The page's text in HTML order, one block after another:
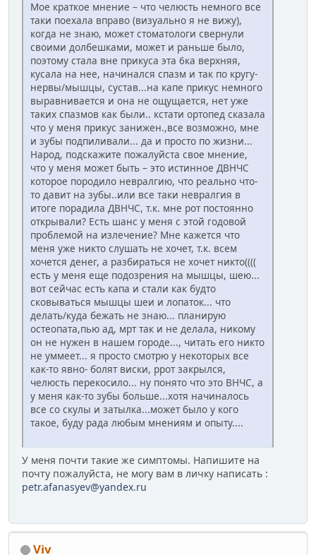
Мое краткое мнение – что челюсть немного все
таки поехала вправо (визуально я не вижу),
когда не знаю, может стоматологи свернули
своими долбешками, может и раньше было,
поэтому стала вне прикуса эта 6ка верхняя,
кусала на нее, начинался спазм и так по кругу-
нервы/мышцы, сустав...на капе прикус немного
выравнивается и она не ощущается, нет уже
таких спазмов как были.. кстати ортопед сказала
что у меня прикус занижен.,все возможно, мне
и зубы подпиливали... да и просто по жизни...
Народ, подскажите пожалуйста свое мнение,
что у меня может быть – это истинное ДВНЧС
которое породило невралгию, что реально что-
то давит на зубы..или все таки невралгия в
итоге порадила ДВНЧС, т.к. мне рот постоянно
открывали? Есть шанс у меня с этой годовой
проблемой на излечение? Мне кажется что
меня уже никто слушать не хочет, т.к. всем
хочется денег, а разбираться не хочет никто((((
есть у меня еще подозрения на мышцы, шею...
вот сейчас есть капа и стали как будто
сковываться мышцы шеи и лопаток... что
делать/куда бежать не знаю... планирую
остеопата,пью ад, мрт так и не делала, никому
он не нужен в нашем городе..., читать его никто
не уммеет... я просто смотрю у некоторых все
как-то явно- болят виски, ррот закрылся,
челюсть перекосило... ну понято что это ВНЧС, а
у меня как-то зубы больше...хотя начиналось
все со скулы и затылка...может было у кого
такое, буду рада любым мнениям и опыту....
У меня почти такие же симптомы. Напишите на
почту пожалуйста, не могу вам в личку написать :
petr.afanasyev@yandex.ru
Viv